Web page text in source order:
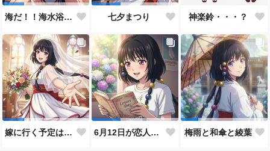
海だ！！海水浴だ！！ 七夕まつり 神楽鈴・・・？
嫁に行く予定は無いのだけれど！ 6月12日が恋人の日と言うので… 梅雨と和傘と綾葉